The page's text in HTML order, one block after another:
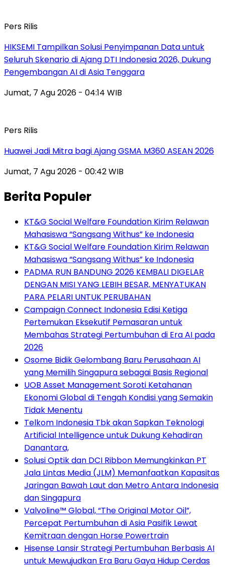
Pers Rilis
HIKSEMI Tampilkan Solusi Penyimpanan Data untuk
Seluruh Skenario di Ajang DTI Indonesia 2026, Dukung
Pengembangan AI di Asia Tenggara
Jumat, 7 Agu 2026 - 04:14 WIB
Pers Rilis
Huawei Jadi Mitra bagi Ajang GSMA M360 ASEAN 2026
Jumat, 7 Agu 2026 - 00:42 WIB
Berita Populer
KT&G Social Welfare Foundation Kirim Relawan
Mahasiswa “Sangsang Withus” ke Indonesia
KT&G Social Welfare Foundation Kirim Relawan
Mahasiswa “Sangsang Withus” ke Indonesia
PADMA RUN BANDUNG 2026 KEMBALI DIGELAR
DENGAN MISI YANG LEBIH BESAR, MENYATUKAN
PARA PELARI UNTUK PERUBAHAN
Campaign Connect Indonesia Edisi Ketiga
Pertemukan Eksekutif Pemasaran untuk
Membahas Strategi Pertumbuhan di Era AI pada
2026
Osome Bidik Gelombang Baru Perusahaan AI
yang Memilih Singapura sebagai Basis Regional
UOB Asset Management Soroti Ketahanan
Ekonomi Global di Tengah Kondisi yang Semakin
Tidak Menentu
Telkom Indonesia Tbk akan Sapkan Teknologi
Artificial Intelligence untuk Dukung Kehadiran
Danantara,
Solusi Optik dan DCI Ribbon Memungkinkan PT
Jala Lintas Media (JLM) Memanfaatkan Kapasitas
Jaringan Bawah Laut dan Metro Antara Indonesia
dan Singapura
Valvoline™ Global, “The Original Motor Oil”,
Percepat Pertumbuhan di Asia Pasifik Lewat
Kemitraan dengan Horse Powertrain
Hisense Lansir Strategi Pertumbuhan Berbasis AI
untuk Mewujudkan Era Baru Gaya Hidup Cerdas